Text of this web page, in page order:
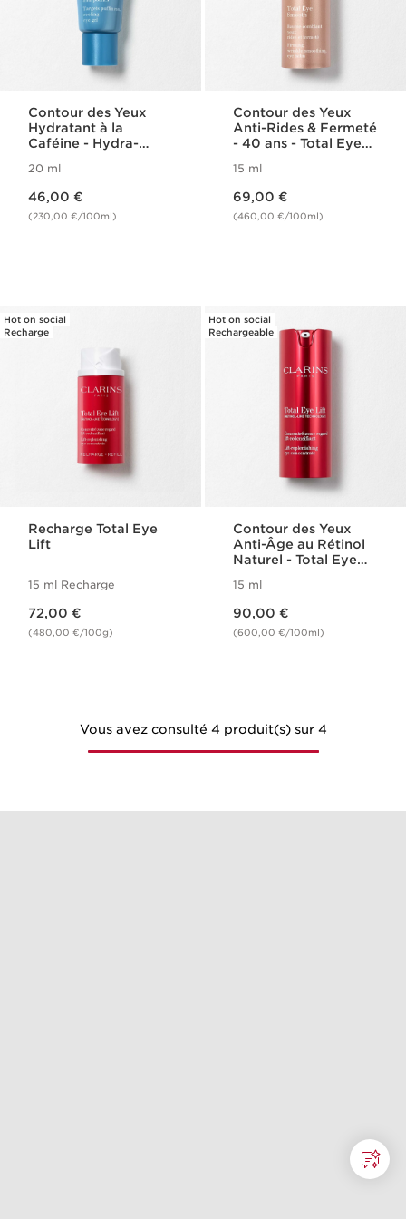
Contour des Yeux
Hydratant à la
Caféine - Hydra-
20 ml
46,00 €
(230,00 €/100ml)
Contour des Yeux
Anti-Rides & Fermeté
- 40 ans - Total Eye
15 ml
69,00 €
(460,00 €/100ml)
Hot on social
Recharge
Recharge Total Eye
Lift
15 ml Recharge
72,00 €
(480,00 €/100g)
Hot on social
Rechargeable
Contour des Yeux
Anti-Âge au Rétinol
Naturel - Total Eye
15 ml
90,00 €
(600,00 €/100ml)
Vous avez consulté 4 produit(s) sur 4